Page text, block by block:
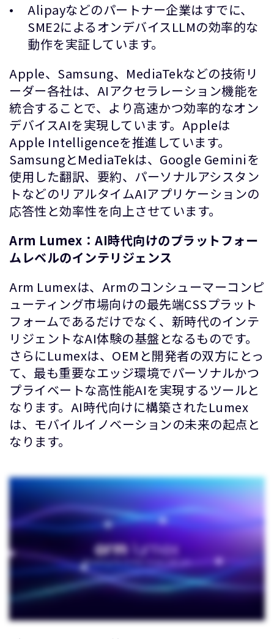
Alipayなどのパートナー企業はすでに、
SME2によるオンデバイスLLMの効率的な
動作を実証しています。
Apple、Samsung、MediaTekなどの技術リ
ーダー各社は、AIアクセラレーション機能を
統合することで、より高速かつ効率的なオン
デバイスAIを実現しています。Appleは
Apple Intelligenceを推進しています。
SamsungとMediaTekは、Google Geminiを
使用した翻訳、要約、パーソナルアシスタン
トなどのリアルタイムAIアプリケーションの
応答性と効率性を向上させています。
Arm Lumex：AI時代向けのプラットフォー
ムレベルのインテリジェンス
Arm Lumexは、Armのコンシューマーコンピ
ューティング市場向けの最先端CSSプラット
フォームであるだけでなく、新時代のインテ
リジェントなAI体験の基盤となるものです。
さらにLumexは、OEMと開発者の双方にとっ
て、最も重要なエッジ環境でパーソナルかつ
プライベートな高性能AIを実現するツールと
なります。AI時代向けに構築されたLumex
は、モバイルイノベーションの未来の起点と
なります。